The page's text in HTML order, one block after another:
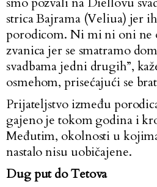
strica Bajrama (Veliua) jer
porodicom. Ni mi ni oni ne
zvanica jer se smatramo
svadbama jedni drugih”,
osmehom, prisećajući se
Prijateljstvo između
gajeno je tokom godina i
Međutim, okolnosti u
nastalo nisu uobičajene.
Dug put do Tetova